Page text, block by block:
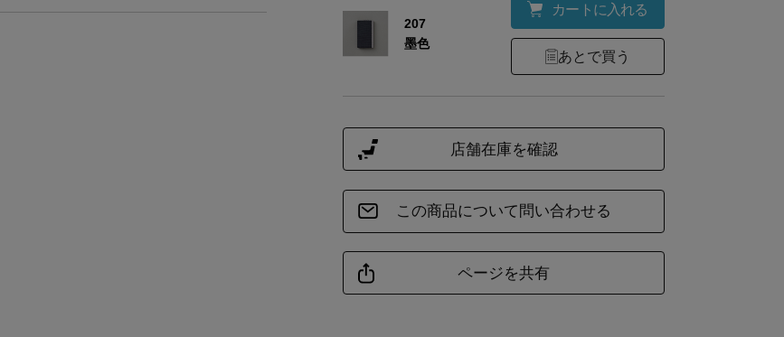
縦
6.5
207
墨色
カートに入れる
あとで買う
この商品について問い合わせる
ページを共有
店舗在庫を確認